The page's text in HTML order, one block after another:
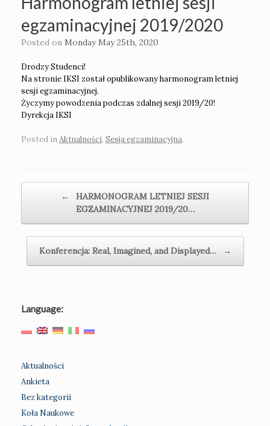
egzaminacyjnej 2019/2020
Posted on Monday May 25th, 2020
Drodzy Studenci!
Na stronie IKSI został opublikowany harmonogram letniej
sesji egzaminacyjnej.
Życzymy powodzenia podczas zdalnej sesji 2019/20!
Dyrekcja IKSI
Posted inAktualności, Sesja egzaminacyjna.
←
HARMONOGRAM LETNIEJ SESJI
EGZAMINACYJNEJ 2019/20…
Konferencja: Real, Imagined, and Displayed… →
Language:
Aktualności
Ankieta
Bez kategorii
Koła Naukowe